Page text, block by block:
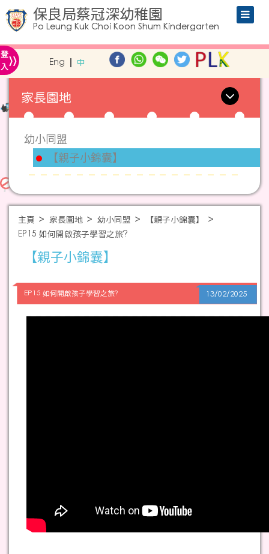
保良局蔡冠深幼稚園
Po Leung Kuk Choi Koon Shum Kindergarten
登
入» Eng 中
家長園地
幼小同盟
【親子小錦囊】
主頁 家長園地 幼小同盟
【親子小錦囊】
EP15 如何開啟孩子學習之旅?
【親子小錦囊】
EP15 如何開啟孩子學習之旅? 13/02/2025